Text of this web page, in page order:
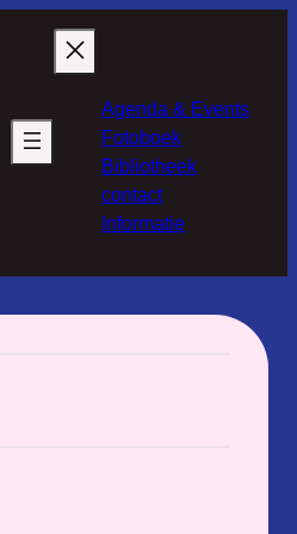
Agenda & Events
Fotoboek
Bibliotheek
contact
Informatie